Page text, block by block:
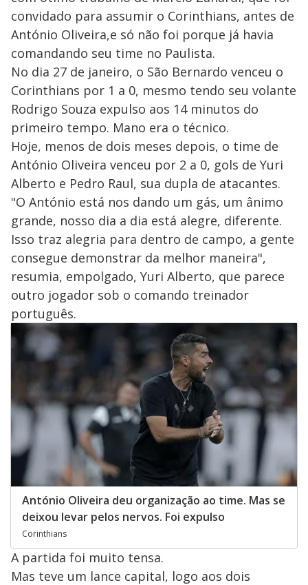
convidado para assumir o Corinthians, antes de
António Oliveira,e só não foi porque já havia
comandando seu time no Paulista.
No dia 27 de janeiro, o São Bernardo venceu o
Corinthians por 1 a 0, mesmo tendo seu volante
Rodrigo Souza expulso aos 14 minutos do
primeiro tempo. Mano era o técnico.
Hoje, menos de dois meses depois, o time de
António Oliveira venceu por 2 a 0, gols de Yuri
Alberto e Pedro Raul, sua dupla de atacantes.
"O António está nos dando um gás, um ânimo
grande, nosso dia a dia está alegre, diferente.
Isso traz alegria para dentro de campo, a gente
consegue demonstrar da melhor maneira",
resumia, empolgado, Yuri Alberto, que parece
outro jogador sob o comando treinador
português.
António Oliveira deu organização ao time. Mas se
deixou levar pelos nervos. Foi expulso
Corinthians
A partida foi muito tensa.
Mas teve um lance capital, logo aos dois